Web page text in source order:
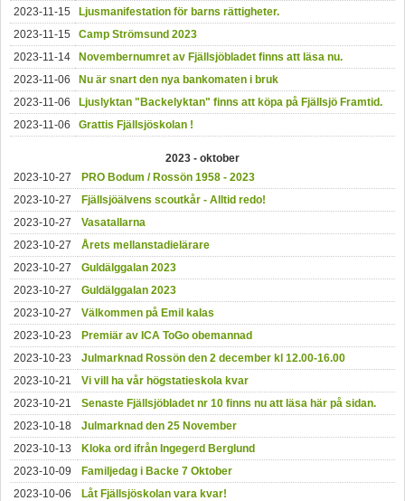
2023-11-15
Ljusmanifestation för barns rättigheter.
2023-11-15
Camp Strömsund 2023
2023-11-14
Novembernumret av Fjällsjöbladet finns att läsa nu.
2023-11-06
Nu är snart den nya bankomaten i bruk
2023-11-06
Ljuslyktan "Backelyktan" finns att köpa på Fjällsjö Framtid.
2023-11-06
Grattis Fjällsjöskolan !
2023 - oktober
2023-10-27
PRO Bodum / Rossön 1958 - 2023
2023-10-27
Fjällsjöälvens scoutkår - Alltid redo!
2023-10-27
Vasatallarna
2023-10-27
Årets mellanstadielärare
2023-10-27
Guldälggalan 2023
2023-10-27
Guldälggalan 2023
2023-10-27
Välkommen på Emil kalas
2023-10-23
Premiär av ICA ToGo obemannad
2023-10-23
Julmarknad Rossön den 2 december kl 12.00-16.00
2023-10-21
Vi vill ha vår högstatieskola kvar
2023-10-21
Senaste Fjällsjöbladet nr 10 finns nu att läsa här på sidan.
2023-10-18
Julmarknad den 25 November
2023-10-13
Kloka ord ifrån Ingegerd Berglund
2023-10-09
Familjedag i Backe 7 Oktober
2023-10-06
Låt Fjällsjöskolan vara kvar!